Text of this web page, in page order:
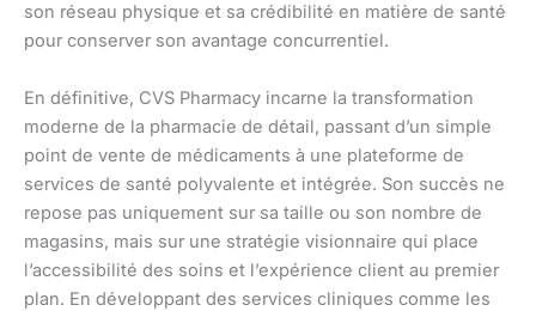
son réseau physique et sa crédibilité en matière de santé
pour conserver son avantage concurrentiel.
En définitive, CVS Pharmacy incarne la transformation
moderne de la pharmacie de détail, passant d’un simple
point de vente de médicaments à une plateforme de
services de santé polyvalente et intégrée. Son succès ne
repose pas uniquement sur sa taille ou son nombre de
magasins, mais sur une stratégie visionnaire qui place
l’accessibilité des soins et l’expérience client au premier
plan. En développant des services cliniques comme les